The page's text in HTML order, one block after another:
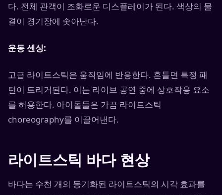
다. 전체 관객이 조화로운 디스플레이가 된다. 색상의 물
결이 경기장에 솟아난다.
운동 센싱:
고급 라이트스틱은 움직임에 반응한다. 흔들면 특정 패
턴이 트리거된다. 이는 라이브 공연 중에 상호작용 요소
를 허용한다. 아이돌들은 가끔 라이트스틱
choreography를 이끌어낸다.
라이트스틱 바다 현상
바다는 수천 개의 동기화된 라이트스틱의 시각 효과를